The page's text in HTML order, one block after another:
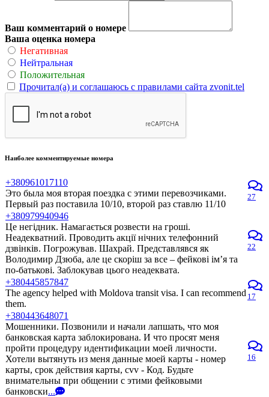
Ваш комментарий о номере
Ваша оценка номера
Негативная
Нейтральная
Положительная
Прочитал(а) и соглашаюсь с правилами сайта zvonit.tel
Наиболее комментируемые номера
+380961017110
Это была моя вторая поездка с этими перевозчиками.
Первый раз поставила 10/10, второй раз ставлю 11/10
27
+380979940946
Це негідник. Намагається розвести на гроші.
Неадекватний. Проводить акції нічних телефонний
дзвінків. Погрожував. Шахрай. Представлявся як
Володимир Дзюба, але це скоріш за все – фейкові ім’я та
по-батькові. Заблокував цього неадеквата.
22
+380445857847
The agency helped with Moldova transit visa. I can recommend
them.
17
+380443648071
Мошенники. Позвонили и начали лапшать, что моя
банковская карта заблокирована. И что просят меня
пройти процедуру идентификации моей личности.
Хотели вытянуть из меня данные моей карты - номер
карты, срок действия карты, cvv - Код. Будьте
внимательны при общении с этими фейковыми
банковски...
16